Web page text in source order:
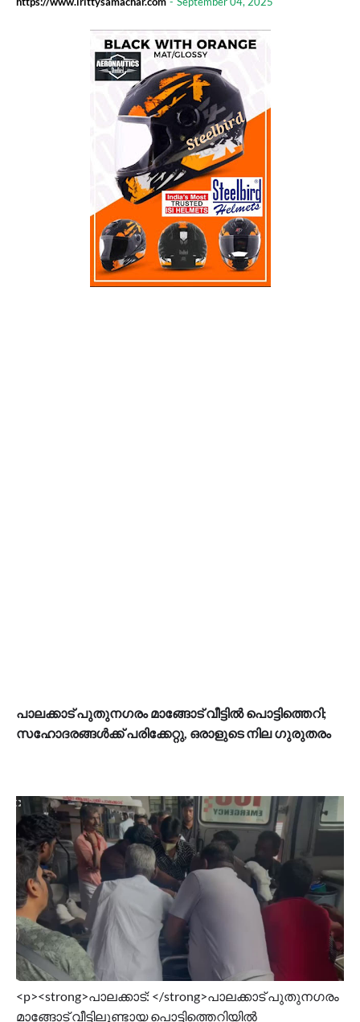
പാലക്കാട് പുതുനഗരം മാങ്ങോട് വീട്ടിൽ പൊട്ടിത്തെറി;
സഹോദരങ്ങൾക്ക് പരിക്കേറ്റു, ഒരാളുടെ നില ​ഗുരുതരം
<p><strong>പാലക്കാട്: </strong>പാലക്കാട് പുതുനഗരം
മാങ്ങോട് വീട്ടിലുണ്ടായ പൊട്ടിത്തെറിയിൽ